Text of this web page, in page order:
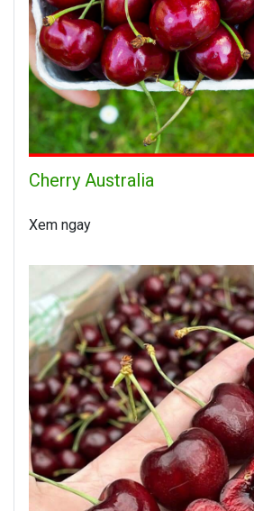
Cherry Australia
Xem ngay